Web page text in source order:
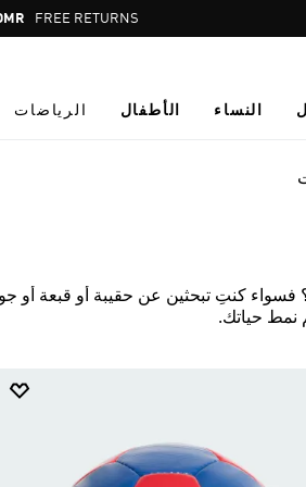
النساء الأطفال الرياضات
فسواء كنتِ تبحثين عن حقيبة أو قبعة أو
حياتك.